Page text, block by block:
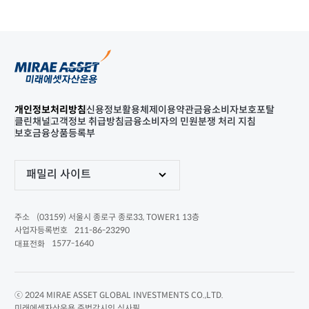
개인정보처리방침신용정보활용체제 이용약관금융소비자보호포탈
클린채널고객정보 취급방침금융소비자의 민원분쟁 처리 지침
보호금융상품등록부
패밀리 사이트
주소
(03159) 서울시 종로구 종로33, TOWER1 13층
사업자등록번호
211-86-23290
대표전화
1577-1640
ⓒ 2024 MIRAE ASSET GLOBAL INVESTMENTS CO.,LTD.